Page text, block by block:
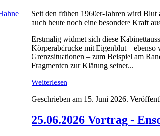
Seit den frühen 1960er-Jahren wird
auch heute noch eine besondere Kraft
Erstmalig widmet sich diese
Körperabdrucke mit Eigenblut – ebenso
Grenzsituationen – zum Beispiel am
Fragmenten zur Klärung seiner...
Weiterlesen
Geschrieben am 15. Juni 2026.
25.06.2026 Vortrag -